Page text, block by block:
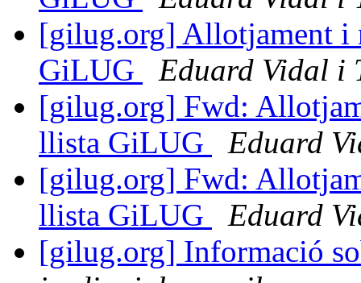
[gilug.org] Allotjament i
GiLUG
Eduard Vidal i
[gilug.org] Fwd:
llista GiLUG
Eduard
[gilug.org] Fwd:
llista GiLUG
Eduard
[gilug.org] Informació